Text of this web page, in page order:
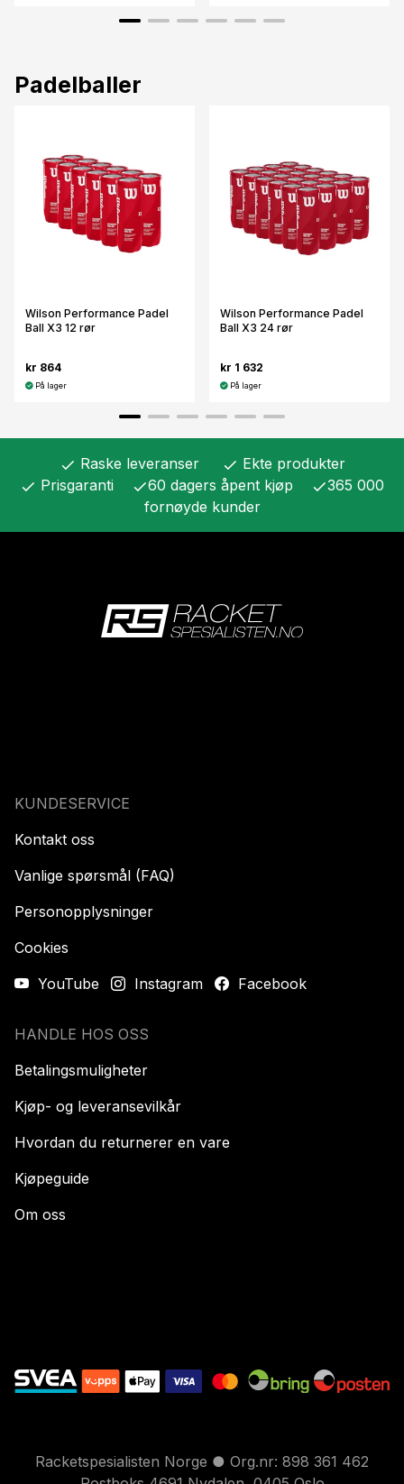
Padelballer
Wilson Performance Padel
Ball X3 12 rør
kr 864
På lager
Wilson Performance Padel
Ball X3 24 rør
kr 1 632
På lager
check Raske leveranser check Ekte produkter
check Prisgaranti check60 dagers åpent kjøp check365 000
fornøyde kunder
KUNDESERVICE
Kontakt oss
Vanlige spørsmål (FAQ)
Personopplysninger
Cookies
YouTube
Instagram Facebook
HANDLE HOS OSS
Betalingsmuligheter
Kjøp- og leveransevilkår
Hvordan du returnerer en vare
Kjøpeguide
Om oss
Racketspesialisten Norge ● Org.nr: 898 361 462